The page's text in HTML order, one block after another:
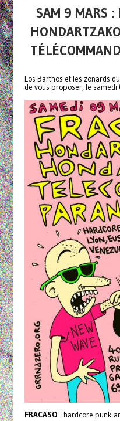
SAM 9 MARS :
Los Barthos et les zonards
de vous proposer, le samedi
FRACASO - hardcore punk